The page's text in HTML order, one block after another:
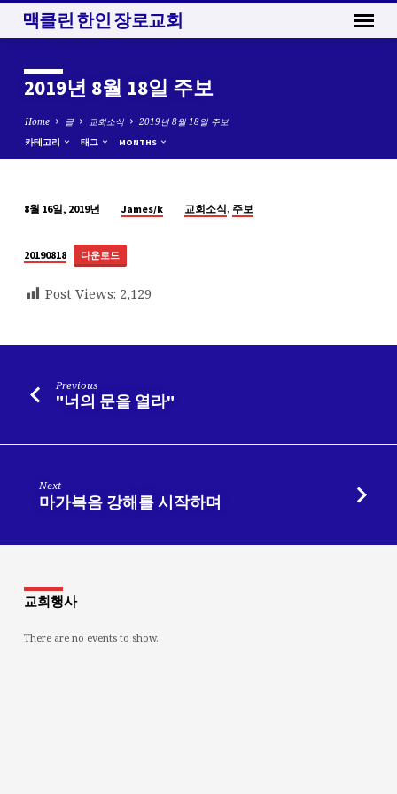
맥클린 한인 장로교회
2019년 8월 18일 주보
Home 글 교회소식 2019년 8월 18일 주보
카테고리 태그 MONTHS
년
8
월
8월 16일, 2019년 James/k 교회소식, 주보
20190818 다운로드
Post Views: 2,129
Previous
"너의 문을 열라"
Next
마가복음 강해를 시작하며
교회행사
There are no events to show.